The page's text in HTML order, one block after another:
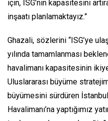
için, ISG’nin kapasitesini
inşaatı planlamaktayız.”
Ghazali, sözlerini “ISG’ye
yılında tamamlanması
havalimanı kapasitesinin
Uluslararası büyüme
büyümesini sürdüren
Havalimanı’na yaptığımız